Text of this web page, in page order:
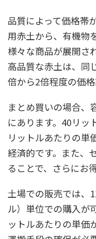
品質によって価格帯
用赤土から、有機物
様々な商品が展開さ
高品質な赤土は、同
倍から2倍程度の価格
まとめ買いの場合、
にあります。40リッ
リットルあたりの単
経済的です。また、
ることで、さらにお
土場での販売では、
ル）単位での購入が
ットルあたりの単価